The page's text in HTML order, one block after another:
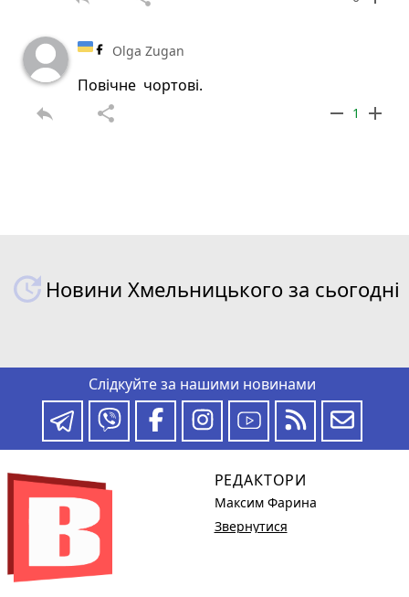
Olga Zugan
Повічне чортові.
reply share remove 1 add
Новини Хмельницького за сьогодні
Слідкуйте за нашими новинами
РЕДАКТОРИ
Максим Фарина
Звернутися